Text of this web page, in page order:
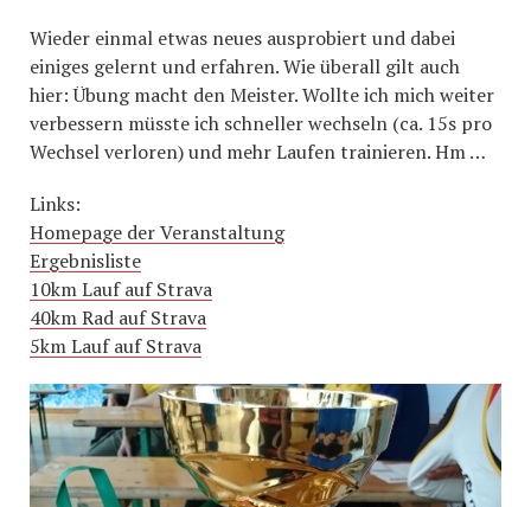
Wieder einmal etwas neues ausprobiert und dabei
einiges gelernt und erfahren. Wie überall gilt auch
hier: Übung macht den Meister. Wollte ich mich weiter
verbessern müsste ich schneller wechseln (ca. 15s pro
Wechsel verloren) und mehr Laufen trainieren. Hm …
Links:
Homepage der Veranstaltung
Ergebnisliste
10km Lauf auf Strava
40km Rad auf Strava
5km Lauf auf Strava